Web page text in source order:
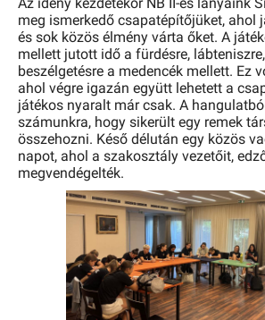
meg ismerkedő csapatépítőjüket, ahol
és sok közös élmény várta őket. A
mellett jutott idő a fürdésre,
beszélgetésre a medencék mellett. Ez
ahol végre igazán együtt lehetett a
játékos nyaralt már csak. A
számunkra, hogy sikerült egy remek
összehozni. Késő délután egy közös
napot, ahol a szakosztály vezetőit,
megvendégelték.